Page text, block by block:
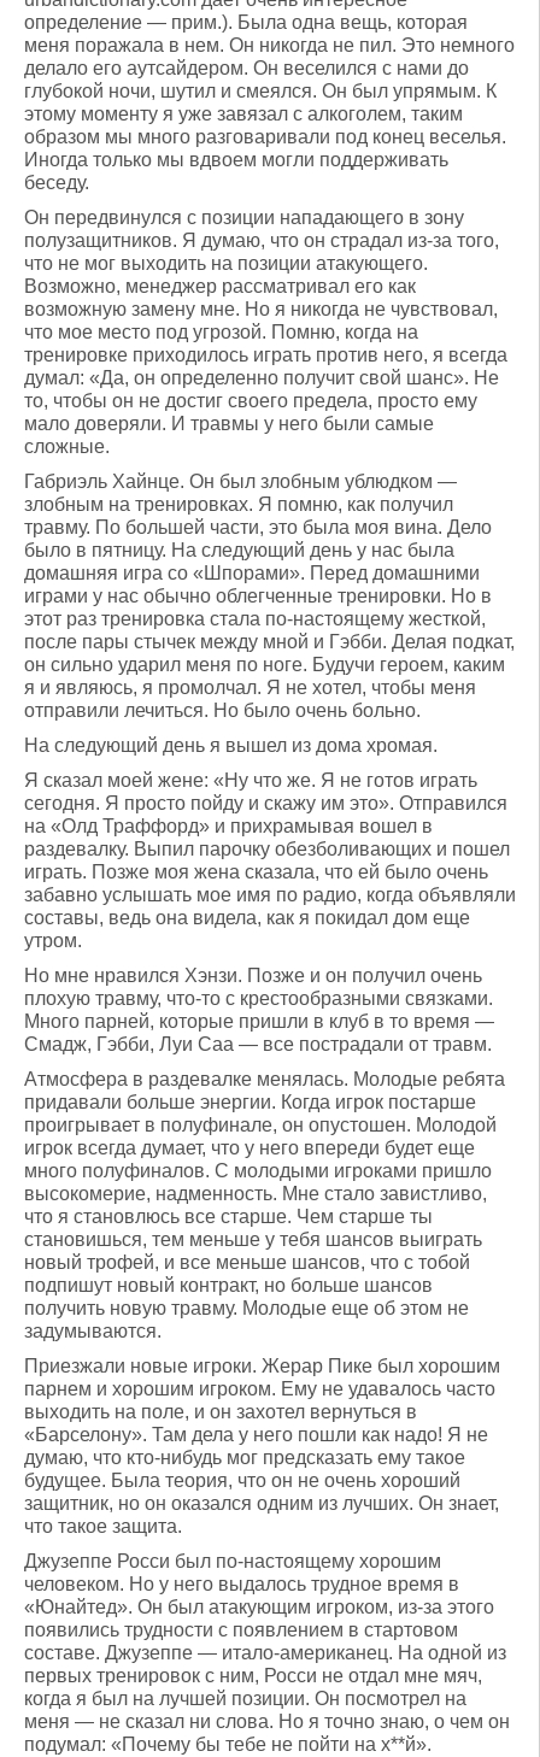
определение — прим.). Была одна вещь, которая
меня поражала в нем. Он никогда не пил. Это немного
делало его аутсайдером. Он веселился с нами до
глубокой ночи, шутил и смеялся. Он был упрямым. К
этому моменту я уже завязал с алкоголем, таким
образом мы много разговаривали под конец веселья.
Иногда только мы вдвоем могли поддерживать
беседу.
Он передвинулся с позиции нападающего в зону
полузащитников. Я думаю, что он страдал из-за того,
что не мог выходить на позиции атакующего.
Возможно, менеджер рассматривал его как
возможную замену мне. Но я никогда не чувствовал,
что мое место под угрозой. Помню, когда на
тренировке приходилось играть против него, я всегда
думал: «Да, он определенно получит свой шанс». Не
то, чтобы он не достиг своего предела, просто ему
мало доверяли. И травмы у него были самые
сложные.
Габриэль Хайнце. Он был злобным ублюдком —
злобным на тренировках. Я помню, как получил
травму. По большей части, это была моя вина. Дело
было в пятницу. На следующий день у нас была
домашняя игра со «Шпорами». Перед домашними
играми у нас обычно облегченные тренировки. Но в
этот раз тренировка стала по-настоящему жесткой,
после пары стычек между мной и Гэбби. Делая подкат,
он сильно ударил меня по ноге. Будучи героем, каким
я и являюсь, я промолчал. Я не хотел, чтобы меня
отправили лечиться. Но было очень больно.
На следующий день я вышел из дома хромая.
Я сказал моей жене: «Ну что же. Я не готов играть
сегодня. Я просто пойду и скажу им это». Отправился
на «Олд Траффорд» и прихрамывая вошел в
раздевалку. Выпил парочку обезболивающих и пошел
играть. Позже моя жена сказала, что ей было очень
забавно услышать мое имя по радио, когда объявляли
составы, ведь она видела, как я покидал дом еще
утром.
Но мне нравился Хэнзи. Позже и он получил очень
плохую травму, что-то с крестообразными связками.
Много парней, которые пришли в клуб в то время —
Смадж, Гэбби, Луи Саа — все пострадали от травм.
Атмосфера в раздевалке менялась. Молодые ребята
придавали больше энергии. Когда игрок постарше
проигрывает в полуфинале, он опустошен. Молодой
игрок всегда думает, что у него впереди будет еще
много полуфиналов. С молодыми игроками пришло
высокомерие, надменность. Мне стало завистливо,
что я становлюсь все старше. Чем старше ты
становишься, тем меньше у тебя шансов выиграть
новый трофей, и все меньше шансов, что с тобой
подпишут новый контракт, но больше шансов
получить новую травму. Молодые еще об этом не
задумываются.
Приезжали новые игроки. Жерар Пике был хорошим
парнем и хорошим игроком. Ему не удавалось часто
выходить на поле, и он захотел вернуться в
«Барселону». Там дела у него пошли как надо! Я не
думаю, что кто-нибудь мог предсказать ему такое
будущее. Была теория, что он не очень хороший
защитник, но он оказался одним из лучших. Он знает,
что такое защита.
Джузеппе Росси был по-настоящему хорошим
человеком. Но у него выдалось трудное время в
«Юнайтед». Он был атакующим игроком, из-за этого
появились трудности с появлением в стартовом
составе. Джузеппе — итало-американец. На одной из
первых тренировок с ним, Росси не отдал мне мяч,
когда я был на лучшей позиции. Он посмотрел на
меня — не сказал ни слова. Но я точно знаю, о чем он
подумал: «Почему бы тебе не пойти на х**й».